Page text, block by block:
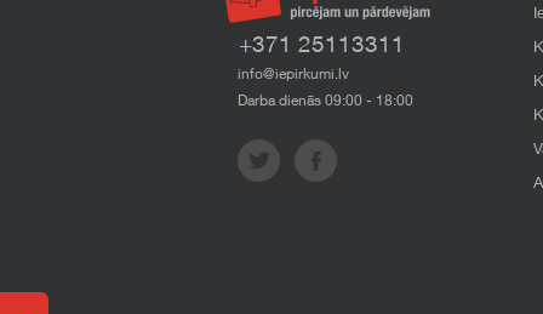
+371 25113311
info@iepirkumi.lv
Darba dienās 09:00 - 18:00